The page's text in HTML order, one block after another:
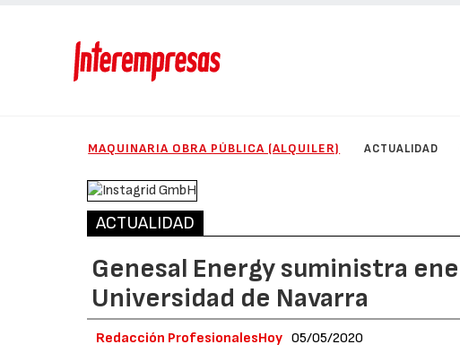
MAQUINARIA OBRA PÚBLICA (ALQUILER) ACTUALIDAD
ACTUALIDAD
Genesal Energy suministra
Universidad de Navarra
Redacción ProfesionalesHoy 05/05/2020